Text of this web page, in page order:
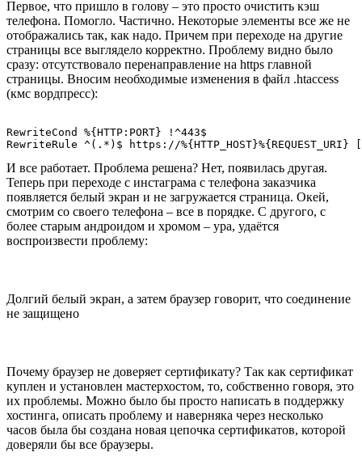
Первое, что пришло в голову – это просто очистить кэш
телефона. Помогло. Частично. Некоторые элементы все же не
отображались так, как надо. Причем при переходе на другие
страницы все выглядело корректно. Проблему видно было
сразу: отсутствовало перенаправление на https главной
страницы. Вносим необходимые изменения в файл .htaccess
(кмс вордпресс):
RewriteCond %{HTTP:PORT} !^443$
И все работает. Проблема решена? Нет, появилась другая.
Теперь при переходе с инстаграма с телефона заказчика
появляется белый экран и не загружается страница. Окей,
смотрим со своего телефона – все в порядке. С другого, с
более старым андроидом и хромом – ура, удаётся
воспроизвести проблему:
Долгий белый экран, а затем браузер говорит, что соединение
не защищено
Почему браузер не доверяет сертификату? Так как сертификат
куплен и установлен мастерхостом, то, собственно говоря, это
их проблемы. Можно было бы просто написать в поддержку
хостинга, описать проблему и наверняка через несколько
часов была бы создана новая цепочка сертификатов, которой
доверяли бы все браузеры.